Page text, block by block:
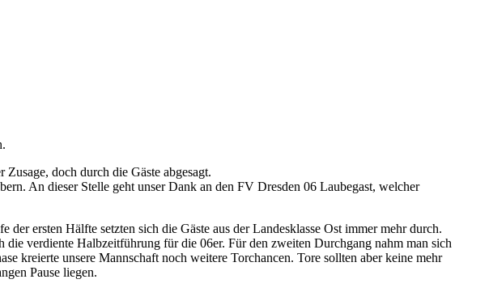
doch durch die Gäste abgesagt.
An dieser Stelle geht unser Dank an den FV Dresden 06 Laubegast, welcher
ersten Hälfte setzten sich die Gäste aus der Landesklasse Ost immer mehr durch.
verdiente Halbzeitführung für die 06er. Für den zweiten Durchgang nahm man sich
kreierte unsere Mannschaft noch weitere Torchancen. Tore sollten aber keine mehr
Pause liegen.